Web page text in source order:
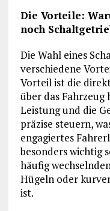
Die Vorteile:
noch
Die Wahl eines
verschiedene
Vorteil ist die
über das Fahrzeug
Leistung und die
präzise steuern,
engagiertes
besonders wichtig
häufig
Hügeln oder
ist.